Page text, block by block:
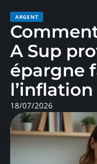
ARGENT
A Sup
épargne
l’inflation
18/07/2026